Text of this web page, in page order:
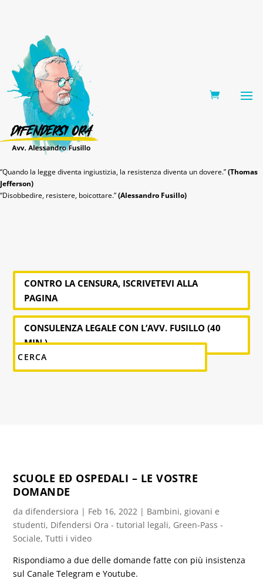
“Quando la legge diventa ingiustizia, la resistenza diventa un dovere.”(Thomas
Jefferson)
“Disobbedire, resistere, boicottare.”(Alessandro Fusillo)
CONTRO LA CENSURA, ISCRIVETEVI ALLA
PAGINA
CONSULENZA LEGALE CON L’AVV. FUSILLO (40
MIN.)
SCUOLE ED OSPEDALI – LE VOSTRE
DOMANDE
dadifendersiora | Feb 16, 2022 | Bambini, giovani e
studenti, Difendersi Ora - tutorial legali, Green-Pass -
Sociale,Tutti i video
Rispondiamo a due delle domande fatte con più insistenza
sul Canale Telegram e Youtube.